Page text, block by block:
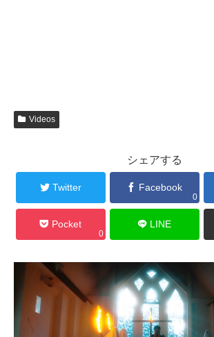
Videos
シェアする
Twitter Facebook
0
Pocket
0
LINE